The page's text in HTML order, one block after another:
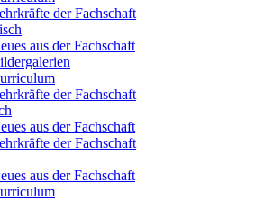
der Fachschaft
aus der Fachschaft
der Fachschaft
aus der Fachschaft
der Fachschaft
aus der Fachschaft